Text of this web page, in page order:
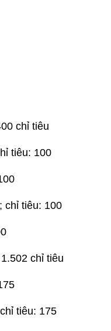
chỉ tiêu
tiêu: 100
chỉ tiêu: 100
chỉ tiêu
tiêu: 175